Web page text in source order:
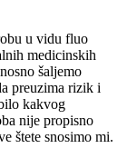
u vidu fluo
medicinskih
šaljemo
preuzima rizik i
kakvog
nije propisno
štete snosimo mi.